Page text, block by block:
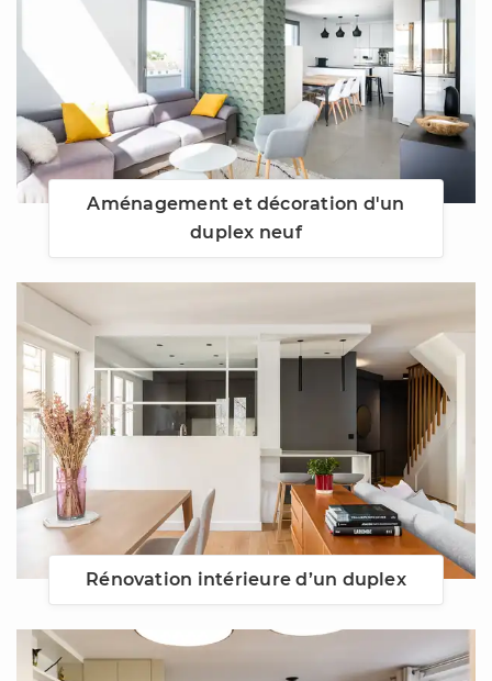
Aménagement et décoration d'un
duplex neuf
Rénovation intérieure d’un duplex